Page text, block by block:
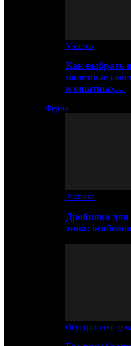
Участок
Как выбрать
полезные
и опытных…
Ферма
Техника
Дробилка для
типа:
Обустройство